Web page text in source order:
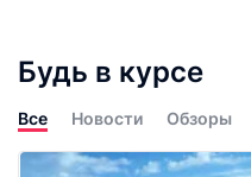
Будь в курсе
Все Новости Обзоры